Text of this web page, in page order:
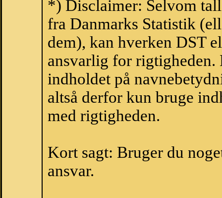
*) Disclaimer: Selvom
fra Danmarks Statistik
dem), kan hverken DST
ansvarlig for
indholdet på
altså derfor kun bruge
med rigtigheden.
Kort sagt: Bruger du
ansvar.